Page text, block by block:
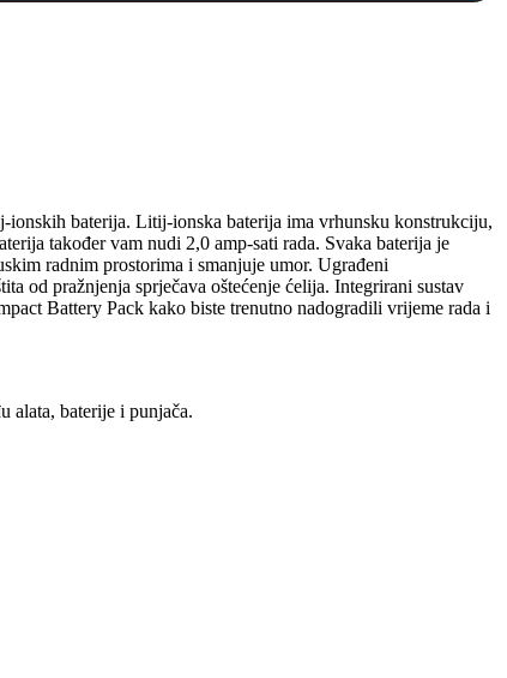
baterija. Litij-ionska baterija ima vrhunsku konstrukciju,
također vam nudi 2,0 amp-sati rada. Svaka baterija je
radnim prostorima i smanjuje umor. Ugrađeni
od pražnjenja sprječava oštećenje ćelija. Integrirani sustav
Battery Pack kako biste trenutno nadogradili vrijeme rada i
alata, baterije i punjača.